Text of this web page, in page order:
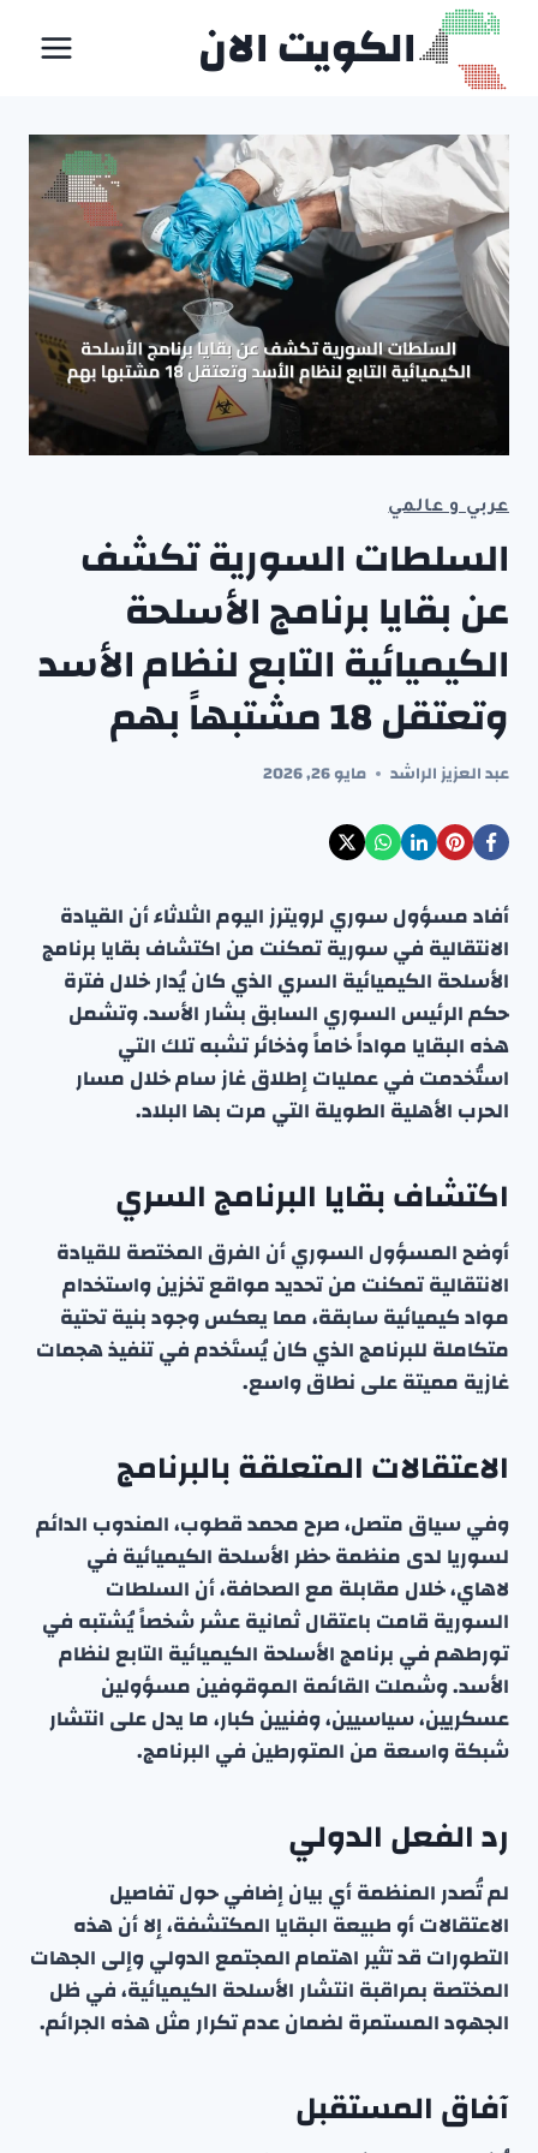
التجاوز
المحتوى
الكويت الان
عربي و عالمي
السلطات السورية تكشف
عن بقايا برنامج الأسلحة
الكيميائية التابع لنظام الأسد
وتعتقل 18 مشتبهاً بهم
عبد العزيز الراشد مايو 26, 2026
أفاد مسؤول سوري لرويترز اليوم الثلاثاء أن القيادة
الانتقالية في سورية تمكنت من اكتشاف بقايا برنامج
الأسلحة الكيميائية السري الذي كان يُدار خلال فترة
حكم الرئيس السوري السابق بشار الأسد. وتشمل
هذه البقايا مواداً خاماً وذخائر تشبه تلك التي
استُخدمت في عمليات إطلاق غاز سام خلال مسار
الحرب الأهلية الطويلة التي مرت بها البلاد.
اكتشاف بقايا البرنامج السري
أوضح المسؤول السوري أن الفرق المختصة للقيادة
الانتقالية تمكنت من تحديد مواقع تخزين واستخدام
مواد كيميائية سابقة، مما يعكس وجود بنية تحتية
متكاملة للبرنامج الذي كان يُستَخدم في تنفيذ هجمات
غازية مميتة على نطاق واسع.
الاعتقالات المتعلقة بالبرنامج
وفي سياق متصل، صرح محمد قطوب، المندوب الدائم
لسوريا لدى منظمة حظر الأسلحة الكيميائية في
لاهاي، خلال مقابلة مع الصحافة، أن السلطات
السورية قامت باعتقال ثمانية عشر شخصاً يُشتبه في
تورطهم في برنامج الأسلحة الكيميائية التابع لنظام
الأسد. وشملت القائمة الموقوفين مسؤولين
عسكريين، سياسيين، وفنيين كبار، ما يدل على انتشار
شبكة واسعة من المتورطين في البرنامج.
رد الفعل الدولي
لم تُصدر المنظمة أي بيان إضافي حول تفاصيل
الاعتقالات أو طبيعة البقايا المكتشفة، إلا أن هذه
التطورات قد تثير اهتمام المجتمع الدولي وإلى الجهات
المختصة بمراقبة انتشار الأسلحة الكيميائية، في ظل
الجهود المستمرة لضمان عدم تكرار مثل هذه الجرائم.
آفاق المستقبل